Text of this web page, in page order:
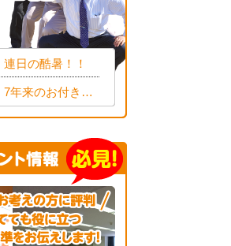
連日の酷暑！！
7年来のお付き合い♪